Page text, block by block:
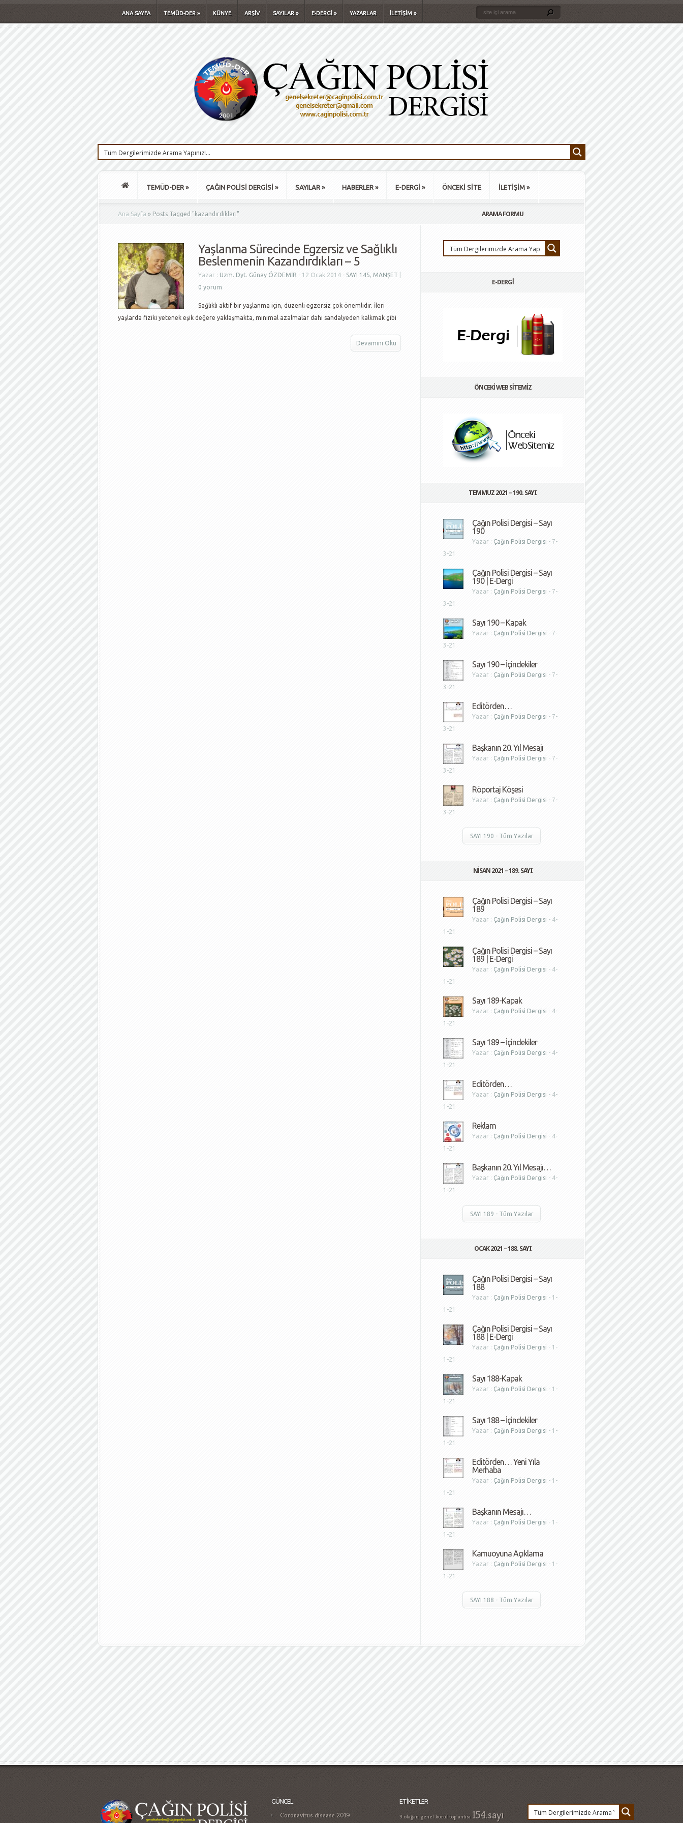
ANA SAYFA TEMÜD-DER » KÜNYE ARŞİV SAYILAR» E-DERGİ » YAZARLAR İLETİŞİM »
TEMÜD-DER » ÇAĞIN POLİSİ DERGİSİ » SAYILAR » HABERLER » E-DERGİ » ÖNCEKİ SİTE İLETİŞİM »
Ana Sayfa » Posts Tagged " kazandırdıkları"
Yaşlanma Sürecinde Egzersiz ve Sağlıklı
Beslenmenin Kazandırdıkları – 5
Yazar : Uzm. Dyt. Günay ÖZDEMİR - 12 Ocak 2014 - SAYI 145, MANŞET
0 yorum
Sağlıklı aktif bir yaşlanma için, düzenli egzersiz çok önemlidir. İleri
yaşlarda fiziki yetenek eşik değere yaklaşmakta, minimal azalmalar dahi sandalyeden kalkmak gibi
Devamını Oku
ARAMA FORMU
E-DERGİ
ÖNCEKİ WEB SİTEMİZ
TEMMUZ 2021 – 190. SAYI
Çağın Polisi Dergisi – Sayı
190
Yazar : Çağın Polisi Dergisi - 7-
3-21
Çağın Polisi Dergisi – Sayı
190 | E-Dergi
Yazar : Çağın Polisi Dergisi - 7-
3-21
Sayı 190 – Kapak
Yazar : Çağın Polisi Dergisi - 7-
3-21
Sayı 190 – İçindekiler
Yazar : Çağın Polisi Dergisi - 7-
3-21
Editörden…
Yazar : Çağın Polisi Dergisi - 7-
3-21
Başkanın 20. Yıl Mesajı
Yazar : Çağın Polisi Dergisi - 7-
3-21
Röportaj Köşesi
Yazar : Çağın Polisi Dergisi - 7-
3-21
SAYI 190 - Tüm Yazılar
NISAN 2021 – 189. SAYI
Çağın Polisi Dergisi – Sayı
189
Yazar : Çağın Polisi Dergisi - 4-
1-21
Çağın Polisi Dergisi – Sayı
189 | E-Dergi
Yazar : Çağın Polisi Dergisi - 4-
1-21
Sayı 189-Kapak
Yazar : Çağın Polisi Dergisi - 4-
1-21
Sayı 189 – İçindekiler
Yazar : Çağın Polisi Dergisi - 4-
1-21
Editörden…
Yazar : Çağın Polisi Dergisi - 4-
1-21
Reklam
Yazar : Çağın Polisi Dergisi - 4-
1-21
Başkanın 20. Yıl Mesajı…
Yazar : Çağın Polisi Dergisi - 4-
1-21
SAYI 189 - Tüm Yazılar
OCAK 2021 – 188. SAYI
Çağın Polisi Dergisi – Sayı
188
Yazar : Çağın Polisi Dergisi - 1-
1-21
Çağın Polisi Dergisi – Sayı
188 | E-Dergi
Yazar : Çağın Polisi Dergisi - 1-
1-21
Sayı 188-Kapak
Yazar : Çağın Polisi Dergisi - 1-
1-21
Sayı 188 – İçindekiler
Yazar : Çağın Polisi Dergisi - 1-
1-21
Editörden… Yeni Yıla
Merhaba
Yazar : Çağın Polisi Dergisi - 1-
1-21
Başkanın Mesajı…
Yazar : Çağın Polisi Dergisi - 1-
1-21
Kamuoyuna Açıklama
Yazar : Çağın Polisi Dergisi - 1-
1-21
SAYI 188 - Tüm Yazılar
Çağın Polisi
Gamificatie in gokken trends die je
200 yıllık türk medyasında ne değişti
atatürkün dış politika anlayışı aşık veysel